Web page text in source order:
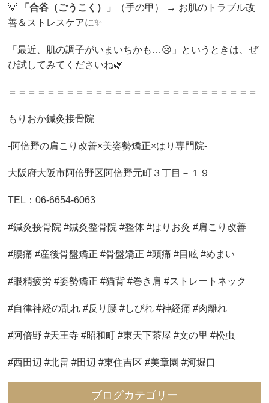
💡
「合谷（ごうこく）」
（手の甲） → お肌のトラブル改
善＆ストレスケアに✨
「最近、肌の調子がいまいちかも…😢」というときは、ぜ
ひ試してみてくださいね🌿
＝＝＝＝＝＝＝＝＝＝＝＝＝＝＝＝＝＝＝＝＝＝＝＝＝＝
もりおか鍼灸接骨院
-阿倍野の肩こり改善×美姿勢矯正×はり専門院-
大阪府大阪市阿倍野区阿倍野元町３丁目－１９
TEL：06-6654-6063
#鍼灸接骨院 #鍼灸整骨院 #整体 #はりお灸 #肩こり改善
#腰痛 #産後骨盤矯正 #骨盤矯正 #頭痛 #目眩 #めまい
#眼精疲労 #姿勢矯正 #猫背 #巻き肩 #ストレートネック
#自律神経の乱れ #反り腰 #しびれ #神経痛 #肉離れ
#阿倍野 #天王寺 #昭和町 #東天下茶屋 #文の里 #松虫
#西田辺 #北畠 #田辺 #東住吉区 #美章園 #河堀口
ブログカテゴリー